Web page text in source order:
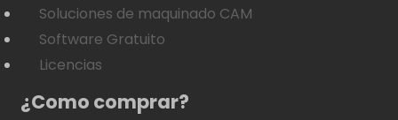
Soluciones de maquinado CAM
Software Gratuito
Licencias
¿Como comprar?